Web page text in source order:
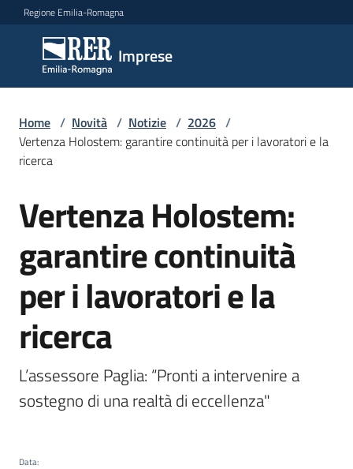
Vai al contenuto
Vai alla navigazione
Vai al footer
Regione Emilia-Romagna
Imprese
Imprese
Argomenti
Servizi
Leggi
Atti
Bandi
Piani
Programmi
Home / Novità / Notizie / 2026 /
Vertenza Holostem: garantire continuità per i lavoratori e la
ricerca
Salta al contenuto
Vertenza Holostem:
garantire continuità
per i lavoratori e la
ricerca
L’assessore Paglia: “Pronti a intervenire a
sostegno di una realtà di eccellenza"
Data: